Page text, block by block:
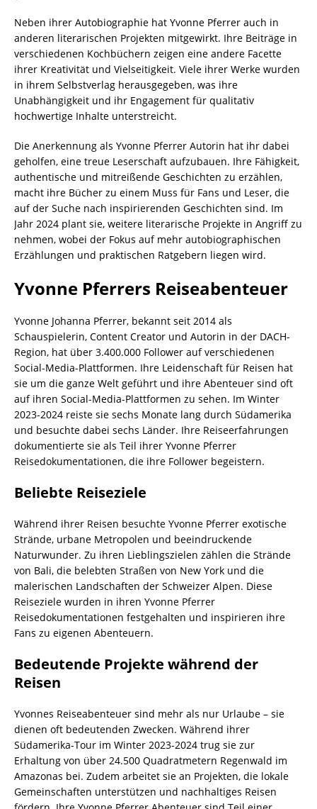
Neben ihrer Autobiographie hat Yvonne Pferrer auch in
anderen literarischen Projekten mitgewirkt. Ihre Beiträge in
verschiedenen Kochbüchern zeigen eine andere Facette
ihrer Kreativität und Vielseitigkeit. Viele ihrer Werke wurden
in ihrem Selbstverlag herausgegeben, was ihre
Unabhängigkeit und ihr Engagement für qualitativ
hochwertige Inhalte unterstreicht.
Die Anerkennung als Yvonne Pferrer Autorin hat ihr dabei
geholfen, eine treue Leserschaft aufzubauen. Ihre Fähigkeit,
authentische und mitreißende Geschichten zu erzählen,
macht ihre Bücher zu einem Muss für Fans und Leser, die
auf der Suche nach inspirierenden Geschichten sind. Im
Jahr 2024 plant sie, weitere literarische Projekte in Angriff zu
nehmen, wobei der Fokus auf mehr autobiographischen
Erzählungen und praktischen Ratgebern liegen wird.
Yvonne Pferrers Reiseabenteuer
Yvonne Johanna Pferrer, bekannt seit 2014 als
Schauspielerin, Content Creator und Autorin in der DACH-
Region, hat über 3.400.000 Follower auf verschiedenen
Social-Media-Plattformen. Ihre Leidenschaft für Reisen hat
sie um die ganze Welt geführt und ihre Abenteuer sind oft
auf ihren Social-Media-Plattformen zu sehen. Im Winter
2023-2024 reiste sie sechs Monate lang durch Südamerika
und besuchte dabei sechs Länder. Ihre Reiseerfahrungen
dokumentierte sie als Teil ihrer Yvonne Pferrer
Reisedokumentationen, die ihre Follower begeistern.
Beliebte Reiseziele
Während ihrer Reisen besuchte Yvonne Pferrer exotische
Strände, urbane Metropolen und beeindruckende
Naturwunder. Zu ihren Lieblingszielen zählen die Strände
von Bali, die belebten Straßen von New York und die
malerischen Landschaften der Schweizer Alpen. Diese
Reiseziele wurden in ihren Yvonne Pferrer
Reisedokumentationen festgehalten und inspirieren ihre
Fans zu eigenen Abenteuern.
Bedeutende Projekte während der
Reisen
Yvonnes Reiseabenteuer sind mehr als nur Urlaube – sie
dienen oft bedeutenden Zwecken. Während ihrer
Südamerika-Tour im Winter 2023-2024 trug sie zur
Erhaltung von über 24.500 Quadratmetern Regenwald im
Amazonas bei. Zudem arbeitet sie an Projekten, die lokale
Gemeinschaften unterstützen und nachhaltiges Reisen